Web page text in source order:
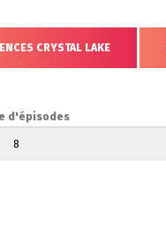
CRYSTAL LAKE
d'épisodes
8